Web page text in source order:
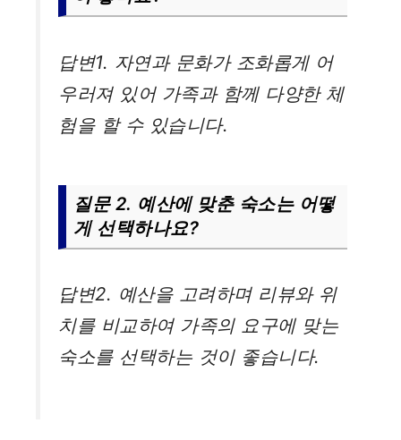
답변1. 자연과 문화가 조화롭게 어
우러져 있어 가족과 함께 다양한 체
험을 할 수 있습니다.
질문 2. 예산에 맞춘 숙소는 어떻
게 선택하나요?
답변2. 예산을 고려하며 리뷰와 위
치를 비교하여 가족의 요구에 맞는
숙소를 선택하는 것이 좋습니다.